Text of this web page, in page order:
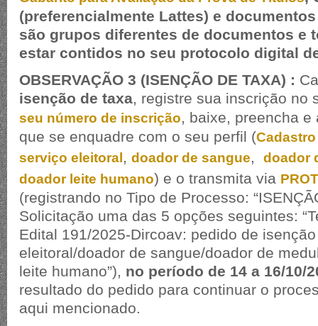
(preferencialmente Lattes) e
são grupos diferentes de documentos e
estar contidos no seu protocolo digital
OBSERVAÇÃO 3 (ISENÇÃO DE TAXA) :
isenção de taxa, registre sua inscrição no
seu número de inscrição, baixe, preencha
que se enquadre com o seu perfil (
serviço eleitoral , doador de sangue, doador
doador leite humano) e o transmita via
(registrando no Tipo de Processo:
Solicitação uma das 5 opções seguintes:
Edital 191/2025-Dircoav: pedido de
eleitoral/doador de sangue/doador de
leite humano”), no período de 14 a 16/10/
resultado do pedido para continuar o
aqui mencionado.